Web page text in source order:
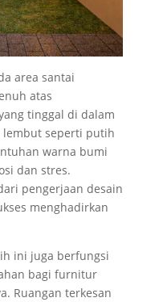
area santai
atas
tinggal di dalam
lembut seperti putih
warna bumi
dan stres.
pengerjaan desain
menghadirkan
ini juga berfungsi
bagi furnitur
Ruangan terkesan